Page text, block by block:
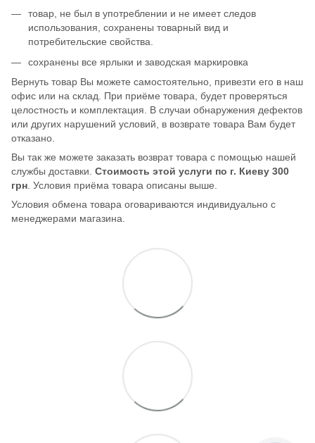
товар, не был в употреблении и не имеет следов
использования, сохранены товарный вид и
потребительские свойства.
сохранены все ярлыки и заводская маркировка
Вернуть товар Вы можете самостоятельно, привезти его в наш
офис или на склад. При приёме товара, будет проверяться
целостность и комплектация. В случаи обнаружения дефектов
или других нарушений условий, в возврате товара Вам будет
отказано.
Вы так же можете заказать возврат товара с помощью нашей
службы доставки. Стоимость этой услуги по г. Киеву 300
грн . Условия приёма товара описаны выше.
Условия обмена товара оговариваются индивидуально с
менеджерами магазина.